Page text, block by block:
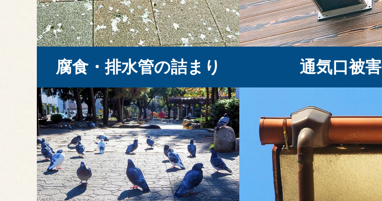
腐食・排水管の詰まり 通気口被害